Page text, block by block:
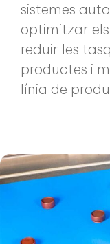
sistemes
optimitzar
reduir les
productes i
línia de